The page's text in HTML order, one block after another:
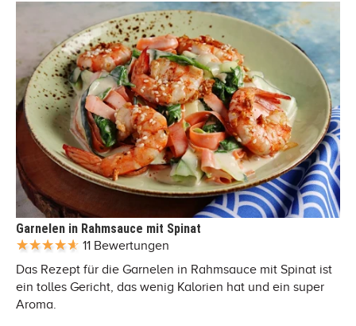
Garnelen in Rahmsauce mit Spinat
11 Bewertungen
Das Rezept für die Garnelen in Rahmsauce mit Spinat ist
ein tolles Gericht, das wenig Kalorien hat und ein super
Aroma.